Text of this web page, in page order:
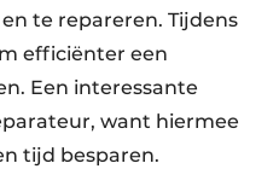
te repareren. Tijdens
efficiënter een
Een interessante
want hiermee
tijd besparen.